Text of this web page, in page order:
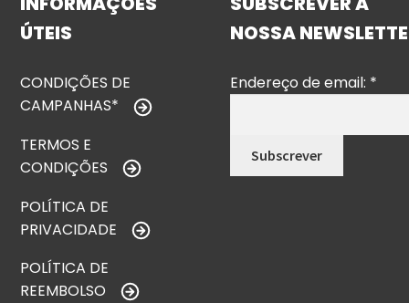
ÚTEIS
CONDIÇÕES DE
CAMPANHAS*
TERMOS E
CONDIÇÕES
POLÍTICA DE
PRIVACIDADE
POLÍTICA DE
REEMBOLSO
NOSSA
Endereço de email: *